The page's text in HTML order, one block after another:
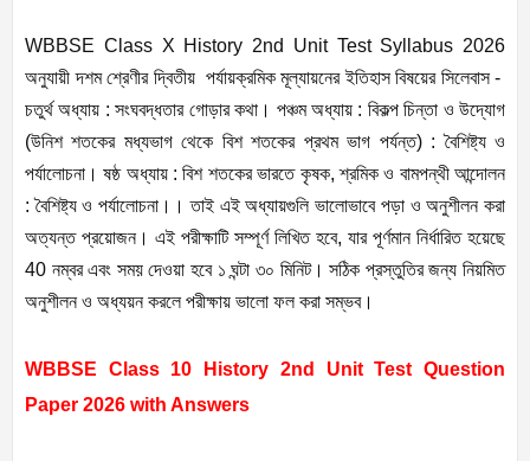
WBBSE Class X History 2nd Unit Test Syllabus 2026
অনুযায়ী দশম শ্রেণীর দ্বিতীয় পর্যায়ক্রমিক মূল্যায়নের ইতিহাস বিষয়ের সিলেবাস -
চতুর্থ অধ্যায় : সংঘবদ্ধতার গোড়ার কথা। পঞ্চম অধ্যায় : বিকল্প চিন্তা ও উদ্যোগ
(উনিশ শতকের মধ্যভাগ থেকে বিশ শতকের প্রথম ভাগ পর্যন্ত) : বৈশিষ্ট্য ও
পর্যালোচনা। ষষ্ঠ অধ্যায় : বিশ শতকের ভারতে কৃষক, শ্রমিক ও বামপন্থী আন্দোলন
: বৈশিষ্ট্য ও পর্যালোচনা।। তাই এই অধ্যায়গুলি ভালোভাবে পড়া ও অনুশীলন করা
অত্যন্ত প্রয়োজন। এই পরীক্ষাটি সম্পূর্ণ লিখিত হবে, যার পূর্ণমান নির্ধারিত হয়েছে
40 নম্বর এবং সময় দেওয়া হবে ১ ঘন্টা ৩০ মিনিট। সঠিক প্রস্তুতির জন্য নিয়মিত
অনুশীলন ও অধ্যয়ন করলে পরীক্ষায় ভালো ফল করা সম্ভব।
WBBSE Class 10 History 2nd Unit Test Question
Paper 2026 with Answers